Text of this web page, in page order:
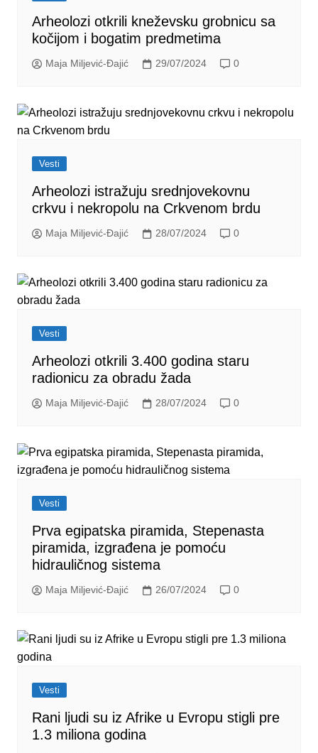
Arheolozi otkrili kneževsku grobnicu sa
kočijom i bogatim predmetima
Maja Miljević-Đajić 29/07/2024 0
Vesti
Arheolozi istražuju srednjovekovnu
crkvu i nekropolu na Crkvenom brdu
Maja Miljević-Đajić 28/07/2024 0
Vesti
Arheolozi otkrili 3.400 godina staru
radionicu za obradu žada
Maja Miljević-Đajić 28/07/2024 0
Vesti
Prva egipatska piramida, Stepenasta
piramida, izgrađena je pomoću
hidrauličnog sistema
Maja Miljević-Đajić 26/07/2024 0
Vesti
Rani ljudi su iz Afrike u Evropu stigli pre
1.3 miliona godina